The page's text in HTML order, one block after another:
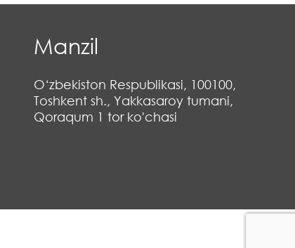
Manzil
O‘zbekiston Respublikasi, 100100,
Toshkent sh., Yakkasaroy tumani,
Qoraqum 1 tor ko'chasi